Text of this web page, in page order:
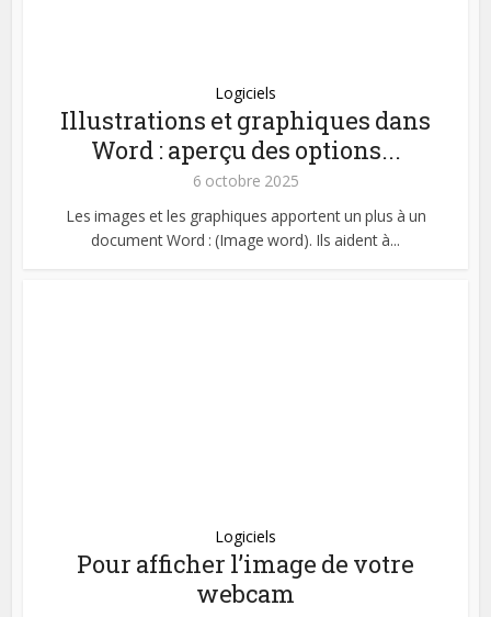
Logiciels
Illustrations et graphiques dans
Word : aperçu des options...
6 octobre 2025
Les images et les graphiques apportent un plus à un
document Word : (Image word). Ils aident à...
Logiciels
Pour afficher l’image de votre
webcam